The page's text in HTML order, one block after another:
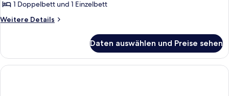
anzeigen
1 Doppelbett und 1 Einzelbett
Weitere Details
Weitere
Daten auswählen und Preise sehen